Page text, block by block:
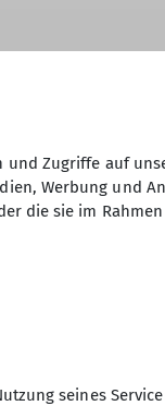
Zugriffe auf
Werbung und
die sie im
seines